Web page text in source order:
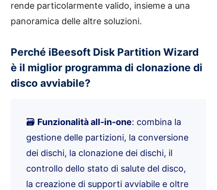
rende particolarmente valido, insieme a una
panoramica delle altre soluzioni.
Perché iBeesoft Disk Partition Wizard
è il miglior programma di clonazione di
disco avviabile?
🗃️ Funzionalità all-in-one: combina la
gestione delle partizioni, la conversione
dei dischi, la clonazione dei dischi, il
controllo dello stato di salute del disco,
la creazione di supporti avviabile e oltre